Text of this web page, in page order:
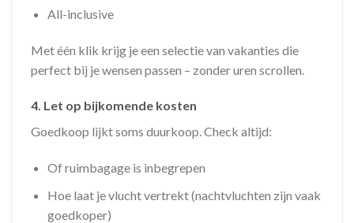
All-inclusive
Met één klik krijg je een selectie van vakanties die
perfect bij je wensen passen – zonder uren scrollen.
4. Let op bijkomende kosten
Goedkoop lijkt soms duurkoop. Check altijd:
Of ruimbagage is inbegrepen
Hoe laat je vlucht vertrekt (nachtvluchten zijn vaak
goedkoper)